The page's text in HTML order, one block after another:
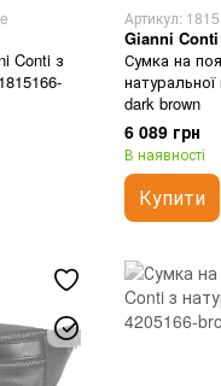
Conti з
Артикул:
Gianni Conti
Сумка на
dark brown
6 089 грн
В наявності
Купити